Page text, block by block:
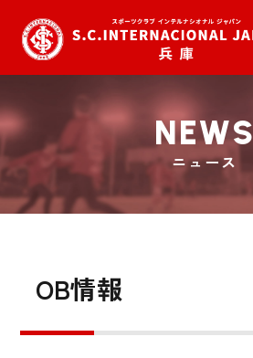
NEWS
ニュース
OB情報